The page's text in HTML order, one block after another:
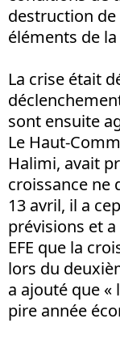
destruction de
éléments de
La crise était
sont ensuite
Le Haut-
Halimi, avait
croissance ne
13 avril, il a
prévisions et a
EFE que la
lors du
a ajouté que
pire année